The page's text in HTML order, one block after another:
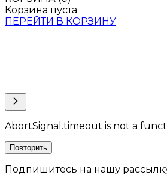
Корзина пуста
ПЕРЕЙТИ В КОРЗИНУ
AbortSignal.timeout is not a
Повторить
Подпишитесь на нашу